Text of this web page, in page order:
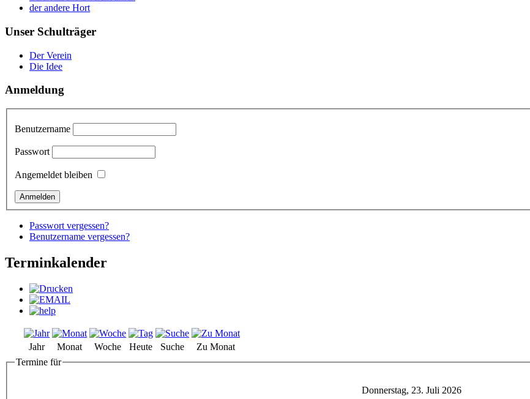
der andere Hort
Unser Schulträger
Der Verein
Die Idee
Anmeldung
Benutzername
Passwort
Angemeldet bleiben
Passwort vergessen?
Benutzername vergessen?
Terminkalender
Jahr Monat Woche Heute Suche
Zu Monat
Termine für
Donnerstag, 23. Juli 2026